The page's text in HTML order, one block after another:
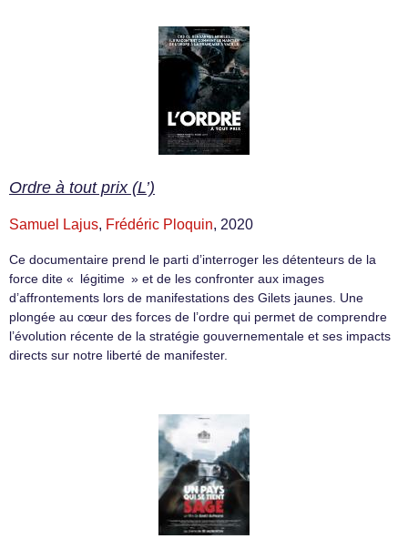
Ordre à tout prix (L’)
Samuel Lajus, Frédéric Ploquin, 2020
Ce documentaire prend le parti d’interroger les détenteurs de la
force dite « légitime » et de les confronter aux images
d’affrontements lors de manifestations des Gilets jaunes. Une
plongée au cœur des forces de l’ordre qui permet de comprendre
l’évolution récente de la stratégie gouvernementale et ses impacts
directs sur notre liberté de manifester.